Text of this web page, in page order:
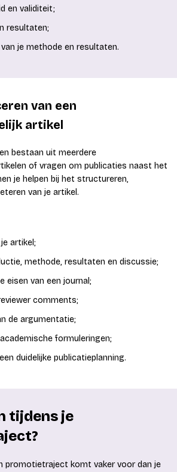
en validiteit;
resultaten;
je methode en resultaten.
van een
artikel
bestaan uit meerdere
of vragen om publicaties naast het
je helpen bij het structureren,
van je artikel.
artikel;
methode, resultaten en discussie;
eisen van een journal;
comments;
de argumentatie;
formuleringen;
duidelijke publicatieplanning.
tijdens je
promotietraject komt vaker voor dan je